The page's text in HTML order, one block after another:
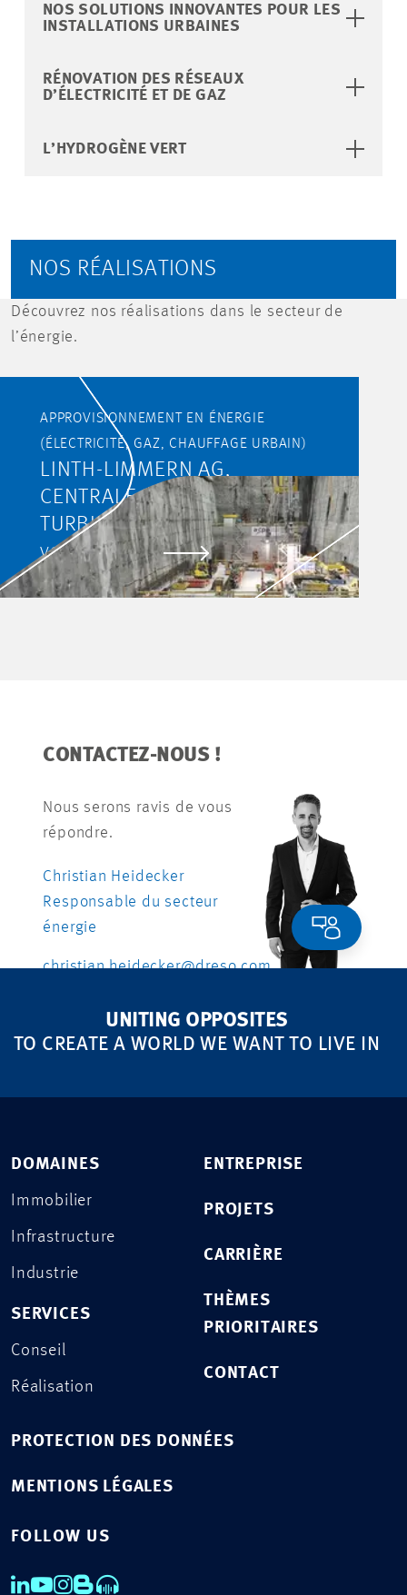
NOS SOLUTIONS INNOVANTES POUR LES
INSTALLATIONS URBAINES
RÉNOVATION DES RÉSEAUX
D’ÉLECTRICITÉ ET DE GAZ
L’HYDROGÈNE VERT
NOS RÉALISATIONS
Découvrez nos réalisations dans le secteur de
l’énergie.
APPROVISIONNEMENT EN ÉNERGIE
(ÉLECTRICITÉ, GAZ, CHAUFFAGE URBAIN)
LINTH-LIMMERN AG,
CENTRALE DE POMPAGE-
TURBINAGE DE LINTHAL
VOIR LE PROJET
CONTACTEZ-NOUS !
Nous serons ravis de vous
répondre.
Christian Heidecker
Responsable du secteur
énergie
christian.heidecker@dreso.com
UNITING OPPOSITES
TO CREATE A WORLD WE WANT TO LIVE IN
DOMAINES
Immobilier
Infrastructure
Industrie
SERVICES
Conseil
Réalisation
ENTREPRISE
PROJETS
CARRIÈRE
THÈMES
PRIORITAIRES
CONTACT
PROTECTION DES DONNÉES
MENTIONS LÉGALES
FOLLOW US